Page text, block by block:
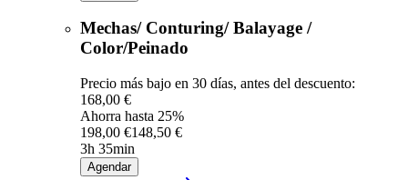
Mechas/ Conturing/ Balayage /
Color/Peinado
Precio más bajo en 30 días, antes del descuento:
168,00 €
Ahorra hasta 25%
198,00 €148,50 €
3h 35min
Agendar